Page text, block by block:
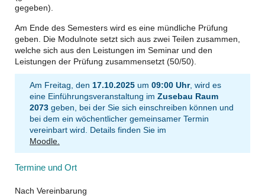
gegeben).
Am Ende des Semesters wird es eine mündliche Prüfung
geben. Die Modulnote setzt sich aus zwei Teilen zusammen,
welche sich aus den Leistungen im Seminar und den
Leistungen der Prüfung zusammensetzt (50/50).
Am Freitag, den 17.10.2025 um 09:00 Uhr, wird es
eine Einführungsveranstaltung im Zusebau Raum
2073 geben, bei der Sie sich einschreiben können und
bei dem ein wöchentlicher gemeinsamer Termin
vereinbart wird. Details finden Sie im
Moodle.
Termine und Ort
Nach Vereinbarung